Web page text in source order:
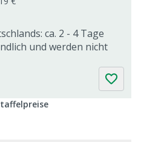
ca. 2 - 4 Tage
und werden nicht